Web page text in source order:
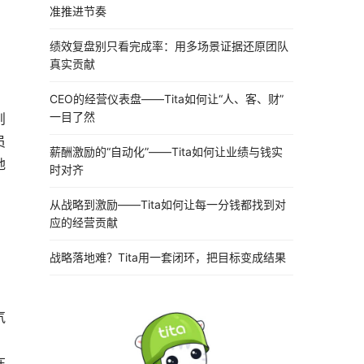
准推进节奏
绩效复盘别只看完成率：用多场景证据还原团队
真实贡献
CEO的经营仪表盘——Tita如何让“人、客、财”
一目了然
薪酬激励的“自动化”——Tita如何让业绩与钱实
时对齐
从战略到激励——Tita如何让每一分钱都找到对
应的经营贡献
战略落地难？Tita用一套闭环，把目标变成结果